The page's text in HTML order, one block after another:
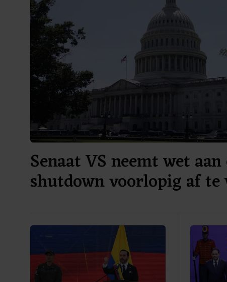
Senaat VS neemt wet
shutdown voorlopig af te